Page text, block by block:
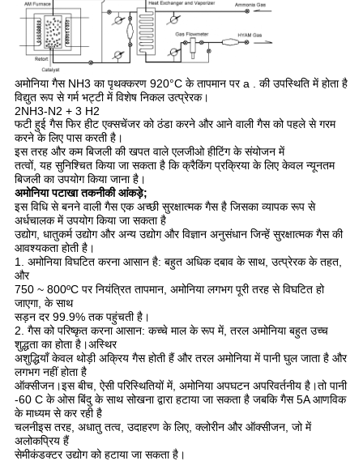
अमोनिया गैस NH3 का पृथक्करण 920°C के तापमान पर a . की उपस्थिति में होता है
विद्युत रूप से गर्म भट्टी में विशेष निकल उत्प्रेरक।
2NH3-N2 + 3 H2
फटी हुई गैस फिर हीट एक्सचेंजर को ठंडा करने और आने वाली गैस को पहले से गरम
करने के लिए पास करती है।
इस तरह और कम बिजली की खपत वाले एलजीओ हीटिंग के संयोजन में
तत्वों, यह सुनिश्चित किया जा सकता है कि क्रैकिंग प्रक्रिया के लिए केवल न्यूनतम
बिजली का उपयोग किया जाना है।
अमोनिया पटाखा तकनीकी आंकड़े;
इस विधि से बनने वाली गैस एक अच्छी सुरक्षात्मक गैस है जिसका व्यापक रूप से
अर्धचालक में उपयोग किया जा सकता है
उद्योग, धातुकर्म उद्योग और अन्य उद्योग और विज्ञान अनुसंधान जिन्हें सुरक्षात्मक गैस की
आवश्यकता होती है।
1. अमोनिया विघटित करना आसान है: बहुत अधिक दबाव के साथ, उत्प्रेरक के तहत,
और
750 ~ 800ºC पर नियंत्रित तापमान, अमोनिया लगभग पूरी तरह से विघटित हो
जाएगा, के साथ
सड़न दर 99.9% तक पहुंचती है।
2. गैस को परिष्कृत करना आसान: कच्चे माल के रूप में, तरल अमोनिया बहुत उच्च
शुद्धता का होता है।अस्थिर
अशुद्धियाँ केवल थोड़ी अक्रिय गैस होती हैं और तरल अमोनिया में पानी घुल जाता है और
लगभग नहीं होता है
ऑक्सीजन।इस बीच, ऐसी परिस्थितियों में, अमोनिया अपघटन अपरिवर्तनीय है।तो पानी
-60 C के ओस बिंदु के साथ सोखना द्वारा हटाया जा सकता है जबकि गैस 5A आणविक
के माध्यम से कर रही है
चलनीइस तरह, अधातु तत्व, उदाहरण के लिए, क्लोरीन और ऑक्सीजन, जो में
अलोकप्रिय हैं
सेमीकंडक्टर उद्योग को हटाया जा सकता है।